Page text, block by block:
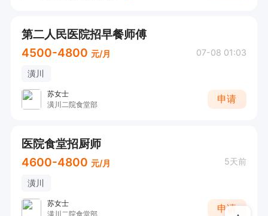
第二人民医院招早餐师傅
4500-4800 元/月 07-08 01:03
潢川
苏女士
潢川二院食堂部
申请
医院食堂招厨师
4600-4800 元/月 5天前
潢川
苏女士
潢川二院食堂部
申请